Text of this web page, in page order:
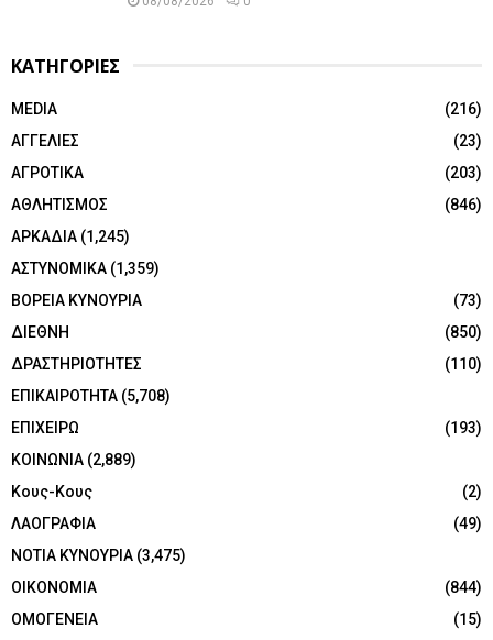
ΚΑΤΗΓΟΡΙΕΣ
MEDIA
(216)
ΑΓΓΕΛΙΕΣ
(23)
ΑΓΡΟΤΙΚΑ
(203)
ΑΘΛΗΤΙΣΜΟΣ
(846)
ΑΡΚΑΔΙΑ (1,245)
ΑΣΤΥΝΟΜΙΚΑ (1,359)
ΒΟΡΕΙΑ ΚΥΝΟΥΡΙΑ
(73)
ΔΙΕΘΝΗ
(850)
ΔΡΑΣΤΗΡΙΟΤΗΤΕΣ
(110)
ΕΠΙΚΑΙΡΟΤΗΤΑ (5,708)
ΕΠΙΧΕΙΡΩ
(193)
ΚΟΙΝΩΝΙΑ (2,889)
Κους-Κους
(2)
ΛΑΟΓΡΑΦΙΑ
(49)
ΝΟΤΙΑ ΚΥΝΟΥΡΙΑ (3,475)
ΟΙΚΟΝΟΜΙΑ
(844)
ΟΜΟΓΕΝΕΙΑ
(15)